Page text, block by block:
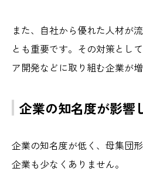
また、自社から優れた人材が
とも重要です。その対策とし
ア開発などに取り組む企業が増
企業の知名度が影響
企業の知名度が低く、母集団
企業も少なくありません。